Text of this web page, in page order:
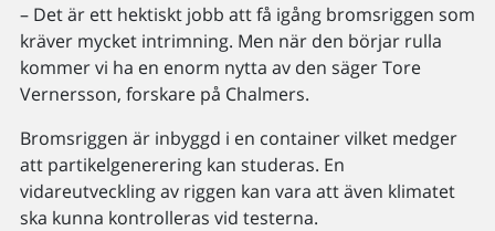
– Det är ett hektiskt jobb att få igång bromsriggen som
kräver mycket intrimning. Men när den börjar rulla
kommer vi ha en enorm nytta av den säger Tore
Vernersson, forskare på Chalmers.
Bromsriggen är inbyggd i en container vilket medger
att partikelgenerering kan studeras. En
vidareutveckling av riggen kan vara att även klimatet
ska kunna kontrolleras vid testerna.